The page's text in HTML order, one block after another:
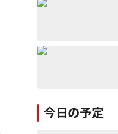
今日の予定